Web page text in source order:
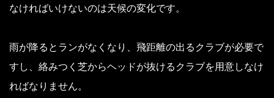
なければいけないのは天候の変化です。
雨が降るとランがなくなり、飛距離の出るクラブが必要で
すし、絡みつく芝からヘッドが抜けるクラブを用意しなけ
ればなりません。